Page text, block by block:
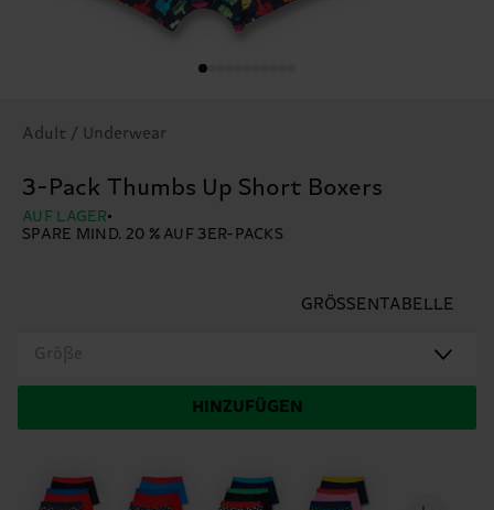
Adult / Underwear
3-Pack Thumbs Up Short Boxers
AUF LAGER
SPARE MIND. 20 % AUF 3ER-PACKS
GRÖSSENTABELLE
Größe
HINZUFÜGEN